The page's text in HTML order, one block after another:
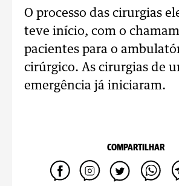
O processo das cirurgias
teve início, com o
pacientes para o
cirúrgico. As cirurgias de
emergência já iniciaram.
COMPARTILHAR